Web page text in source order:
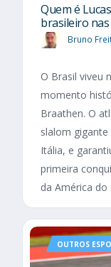
Quem é
brasileiro
Bruno
O Brasil viveu
momento
Braathen. O
slalom
Itália, e
primeira
da América do
OUTROS